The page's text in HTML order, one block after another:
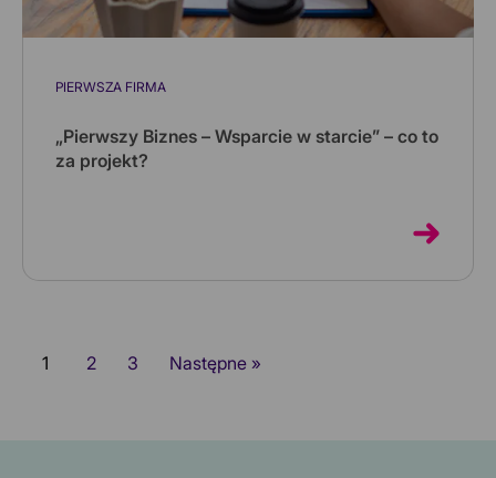
PIERWSZA FIRMA
„Pierwszy Biznes – Wsparcie w starcie” – co to
za projekt?
przedsiębiorczości, a dokładniej dla tworzenia nowych
1 2 3 Następne »